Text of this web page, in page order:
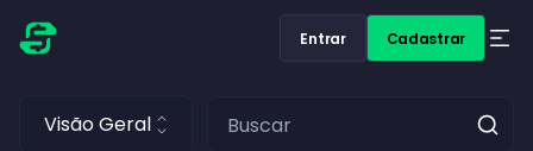
Entrar Cadastrar
Visão Geral